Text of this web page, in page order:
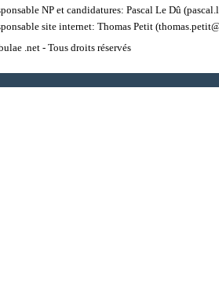
NP et candidatures: Pascal Le Dû
site internet: Thomas Petit
.net - Tous droits réservés